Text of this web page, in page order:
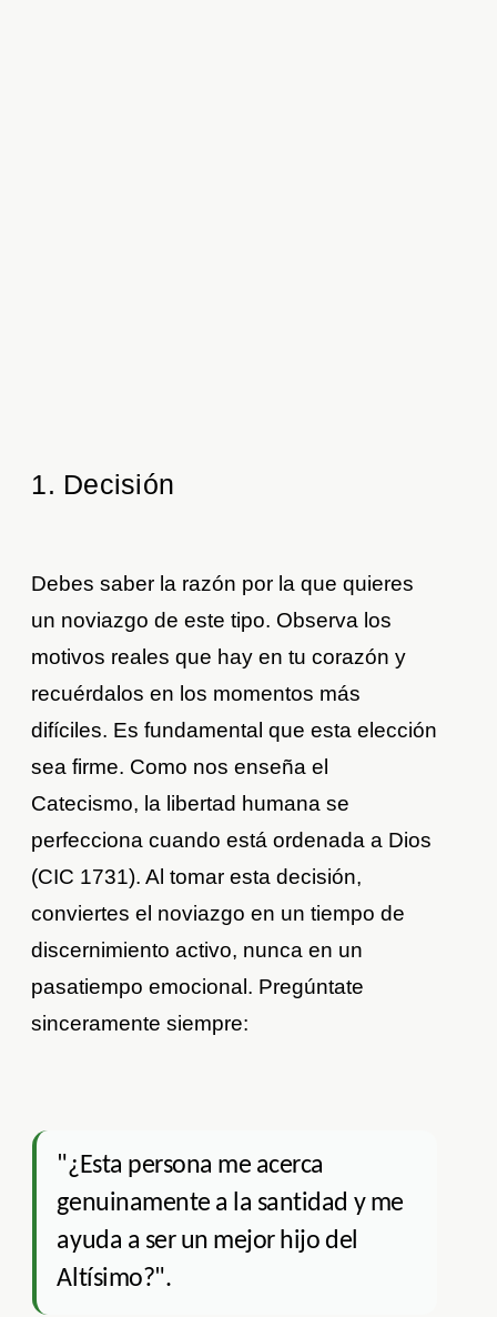
1. Decisión
Debes saber la razón por la que quieres
un noviazgo de este tipo. Observa los
motivos reales que hay en tu corazón y
recuérdalos en los momentos más
difíciles. Es fundamental que esta elección
sea firme. Como nos enseña el
Catecismo, la libertad humana se
perfecciona cuando está ordenada a Dios
(CIC 1731). Al tomar esta decisión,
conviertes el noviazgo en un tiempo de
discernimiento activo, nunca en un
pasatiempo emocional. Pregúntate
sinceramente siempre:
"¿Esta persona me acerca
genuinamente a la santidad y me
ayuda a ser un mejor hijo del
Altísimo?".